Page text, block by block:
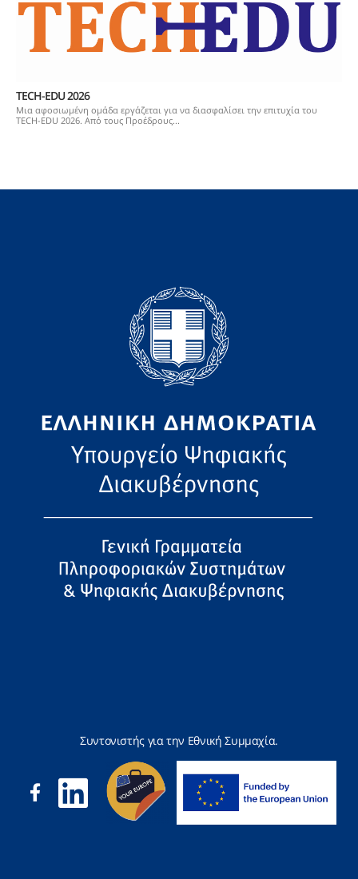
TECH-EDU 2026
Μια αφοσιωμένη ομάδα εργάζεται για να διασφαλίσει την επιτυχία του
TECH-EDU 2026. Από τους Προέδρους...
Συντονιστής για την Εθνική Συμμαχία.